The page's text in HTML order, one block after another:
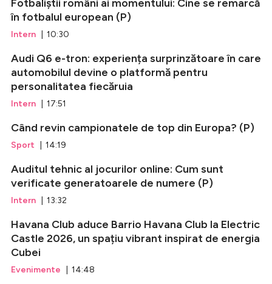
Fotbaliștii români ai momentului: Cine se remarcă
în fotbalul european (P)
Intern | 10:30
Audi Q6 e-tron: experiența surprinzătoare în care
automobilul devine o platformă pentru
personalitatea fiecăruia
Intern | 17:51
Când revin campionatele de top din Europa? (P)
Sport | 14:19
Auditul tehnic al jocurilor online: Cum sunt
verificate generatoarele de numere (P)
Intern | 13:32
Havana Club aduce Barrio Havana Club la Electric
Castle 2026, un spațiu vibrant inspirat de energia
Cubei
Evenimente | 14:48